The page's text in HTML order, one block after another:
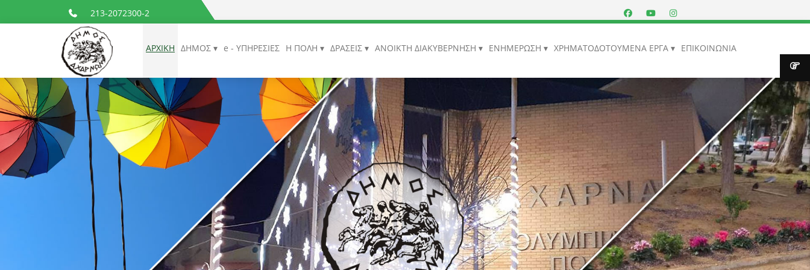
213-2072300-2
ΑΡΧΙΚΗ ΔΗΜΟΣ e - ΥΠΗΡΕΣΙΕΣ Η ΠΟΛΗ ΔΡΑΣΕΙΣ ΑΝΟΙΚΤΗ ΔΙΑΚΥΒΕΡΝΗΣΗ ΕΝΗΜΕΡΩΣΗ ΧΡΗΜΑΤΟΔΟΤΟΥΜΕΝΑ ΕΡΓΑ ΕΠΙΚΟΙΝΩΝΙΑ